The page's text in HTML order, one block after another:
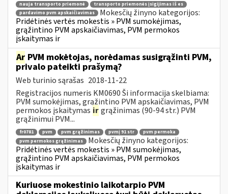
nauja transporto priemonė
transporto priemonės įsigijimas iš es
pardavimo pvm apskaičiavimas
Mokesčių žinyno kategorijos:
Pridėtinės vertės mokestis » PVM sumokėjimas,
grąžintino PVM apskaičiavimas, PVM permokos
įskaitymas ir
Ar PVM mokėtojas, norėdamas susigrąžinti PVM,
privalo pateikti prašymą?
Web turinio sąrašas 2018-11-22
Registracijos numeris KM0690 Ši informacija skelbiama:
PVM sumokėjimas, grąžintino PVM apskaičiavimas, PVM
permokos įskaitymas irgrąžinimas (90-94 str.) PVM
grąžinimui PVM...
fr0781 pvm pvm grąžinimas pvmį 91 str
pvm permoka
pvm permokos grąžinimas
Mokesčių žinyno kategorijos:
Pridėtinės vertės mokestis » PVM sumokėjimas,
grąžintino PVM apskaičiavimas, PVM permokos
įskaitymas ir
Kuriuose mokestinio laikotarpio PVM